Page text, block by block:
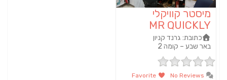
מיסטר קוויקלי
MR QUICKLY
כתובת: גרנד קניון
באר שבע – קומה 2